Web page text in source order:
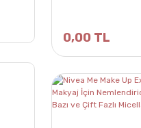
0,00 TL